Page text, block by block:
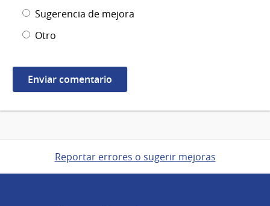
Sugerencia de mejora
Otro
Reportar errores o sugerir mejoras